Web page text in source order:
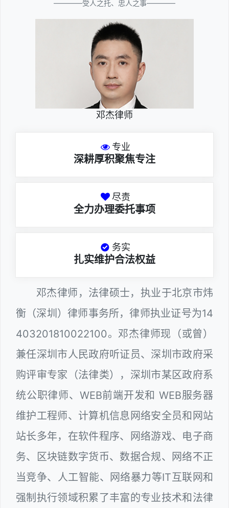
————受人之托、忠人之事————
邓杰律师
专业
深耕厚积聚焦专注
尽责
全力办理委托事项
务实
扎实维护合法权益
邓杰律师，法律硕士，执业于北京市炜
衡（深圳）律师事务所，律师执业证号为14
403201810022100。邓杰律师现（或曾）
兼任深圳市人民政府听证员、深圳市政府采
购评审专家（法律类），深圳市某区政府系
统公职律师、WEB前端开发和 WEB服务器
维护工程师、计算机信息网络安全员和网站
站长多年，在软件程序、网络游戏、电子商
务、区块链数字货币、数据合规、网络不正
当竞争、人工智能、网络暴力等IT互联网和
强制执行领域积累了丰富的专业技术和法律